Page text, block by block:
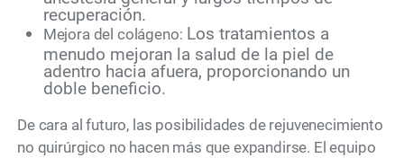
recuperación.
Mejora del colágeno: Los tratamientos a
menudo mejoran la salud de la piel de
adentro hacia afuera, proporcionando un
doble beneficio.
De cara al futuro, las posibilidades de rejuvenecimiento
no quirúrgico no hacen más que expandirse. El equipo